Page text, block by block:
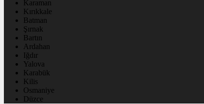
Karaman
Kırıkkale
Batman
Şırnak
Bartın
Ardahan
Iğdır
Yalova
Karabük
Kilis
Osmaniye
Düzce